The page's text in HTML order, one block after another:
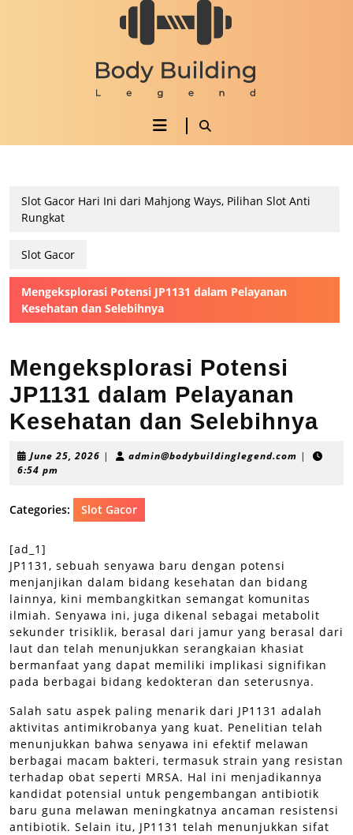
Open
Slot Gacor Hari Ini dari Mahjong Ways, Pilihan Slot Anti
Rungkat
Slot Gacor
Mengeksplorasi Potensi JP1131 dalam Pelayanan
Kesehatan dan Selebihnya
Mengeksplorasi Potensi
JP1131 dalam Pelayanan
Kesehatan dan Selebihnya
June 25, 2026 June
| admin@bodybuildinglegend.com |
6:54 pm
Categories: Slot Gacor
[ad_1]
JP1131, sebuah senyawa baru dengan potensi
menjanjikan dalam bidang kesehatan dan bidang
lainnya, kini membangkitkan semangat komunitas
ilmiah. Senyawa ini, juga dikenal sebagai metabolit
sekunder trisiklik, berasal dari jamur yang berasal dari
laut dan telah menunjukkan serangkaian khasiat
bermanfaat yang dapat memiliki implikasi signifikan
pada berbagai bidang kedokteran dan seterusnya.
Salah satu aspek paling menarik dari JP1131 adalah
aktivitas antimikrobanya yang kuat. Penelitian telah
menunjukkan bahwa senyawa ini efektif melawan
berbagai macam bakteri, termasuk strain yang resistan
terhadap obat seperti MRSA. Hal ini menjadikannya
kandidat potensial untuk pengembangan antibiotik
baru guna melawan meningkatnya ancaman resistensi
antibiotik. Selain itu, JP1131 telah menunjukkan sifat